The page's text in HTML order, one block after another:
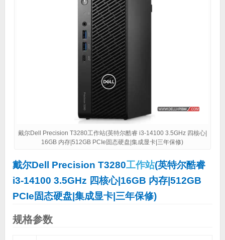
戴尔Dell Precision T3280工作站(英特尔酷睿 i3-14100 3.5GHz 四核心|
16GB 内存|512GB PCIe固态硬盘|集成显卡|三年保修)
戴尔Dell Precision T3280工作站(英特尔酷睿
i3-14100 3.5GHz 四核心|16GB 内存|512GB
PCIe固态硬盘|集成显卡|三年保修)
规格参数